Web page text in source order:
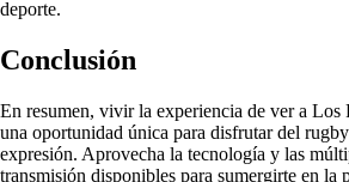
deporte.
Conclusión
En resumen, vivir la experiencia de ver a Los
una oportunidad única para disfrutar del
expresión. Aprovecha la tecnología y las
transmisión disponibles para sumergirte en la